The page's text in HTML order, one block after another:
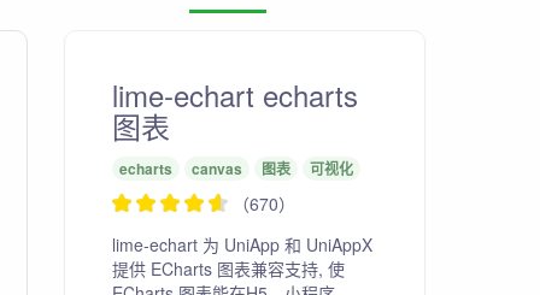
lime-echart echarts
图表
echarts canvas 图表 可视化
（670）
lime-echart 为 UniApp 和 UniAppX
提供 ECharts 图表兼容支持, 使